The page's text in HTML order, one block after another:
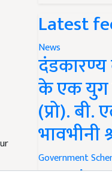
Latest
News
दंडकारण्य
के एक युग
(प्रो).
भावभीनी
Government